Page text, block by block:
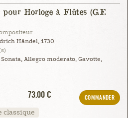
pour Horloge à Flûtes (G.F.
Händel, 1730
Allegro moderato, Gavotte,
73.00 €
COMMANDER
classique